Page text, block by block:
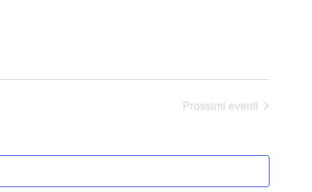
Prossimi eventi